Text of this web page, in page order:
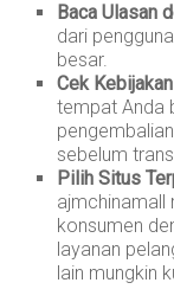
Baca Ulasan
dari
besar.
Cek
tempat Anda
sebelum
Pilih Situs
ajmchinamall
konsumen
layanan
lain mungkin